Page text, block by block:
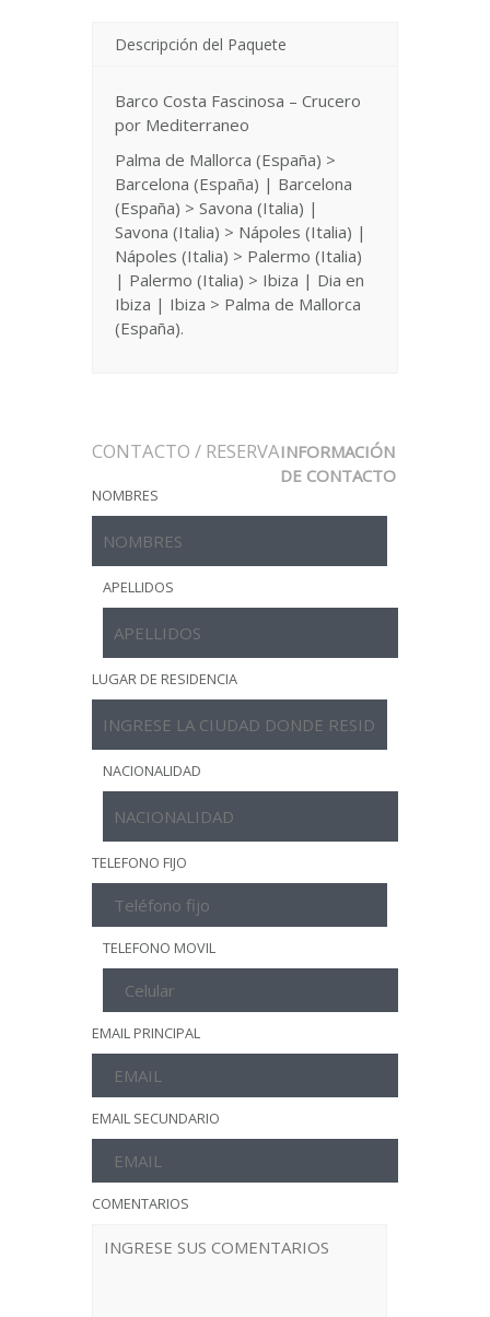
Descripción del Paquete
Barco Costa Fascinosa – Crucero
por Mediterraneo
Palma de Mallorca (España) >
Barcelona (España) | Barcelona
(España) > Savona (Italia) |
Savona (Italia) > Nápoles (Italia) |
Nápoles (Italia) > Palermo (Italia)
| Palermo (Italia) > Ibiza | Dia en
Ibiza | Ibiza > Palma de Mallorca
(España).
CONTACTO / RESERVAINFORMACIÓN
DE CONTACTO
NOMBRES
APELLIDOS
LUGAR DE RESIDENCIA
NACIONALIDAD
TELEFONO FIJO
TELEFONO MOVIL
EMAIL PRINCIPAL
EMAIL SECUNDARIO
COMENTARIOS